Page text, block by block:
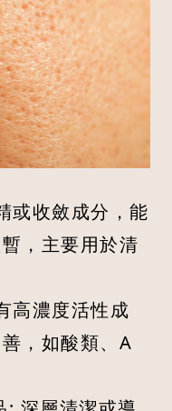
或收斂成分，能
，主要用於清
高濃度活性成
，如酸類、A